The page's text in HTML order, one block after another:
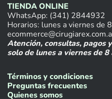
TIENDA ONLINE
WhatsApp: (341) 2844932
Horarios: lunes a viernes de
Atención, consultas, pagos
solo de lunes a viernes de 8
Términos y condiciones
Preguntas frecuentes
Quienes somos